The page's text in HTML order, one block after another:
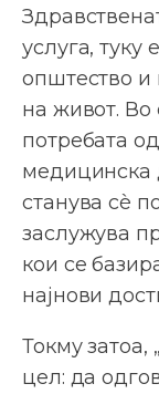
услуга, туку
општество и
на живот. Во
потребата
медицинска
станува сè
заслужува
кои се
најнови
Токму затоа,
цел: да